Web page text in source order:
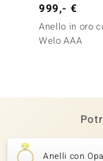
999,- €
Anello in oro
Welo AAA
Anelli con